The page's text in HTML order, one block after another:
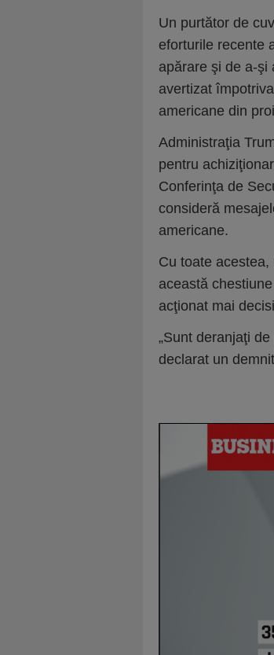
Un purtător de
eforturile recente
apărare şi de a-şi
avertizat
americane din
Administraţia
pentru
Conferinţa de
consideră
americane.
Cu toate
această
acţionat mai
„Sunt deranjaţi
declarat un